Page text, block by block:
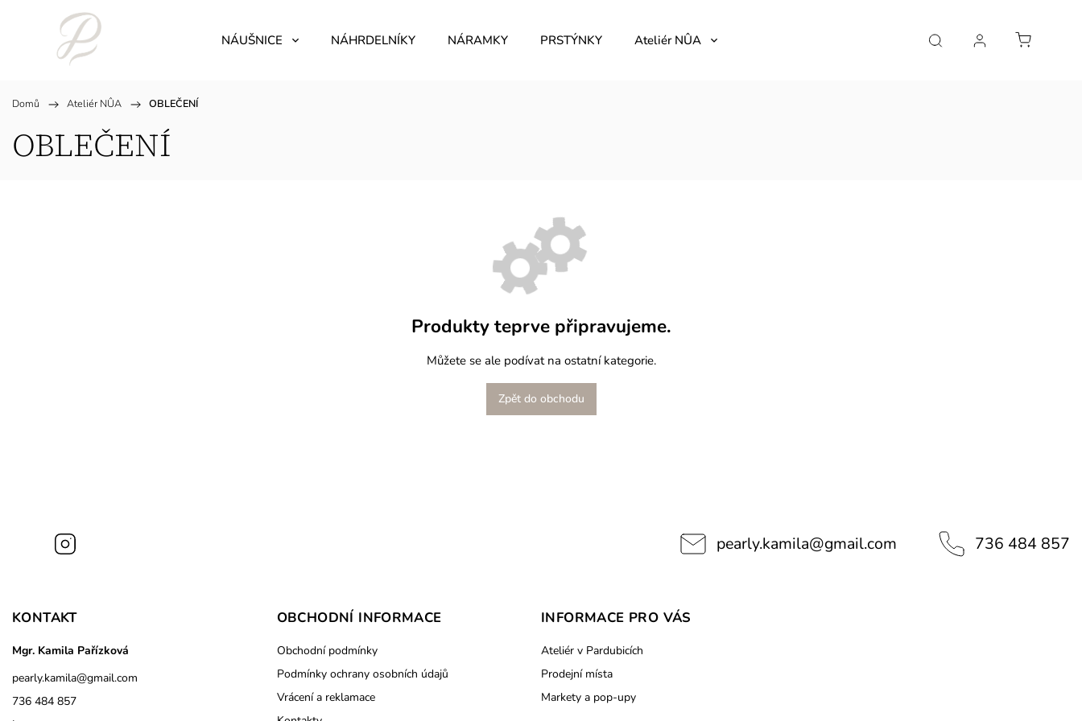
NÁUŠNICE NÁHRDELNÍKY NÁRAMKY PRSTÝNKY Ateliér NÛA
Domů / Ateliér NÛA / OBLEČENÍ
OBLEČENÍ
Produkty teprve připravujeme.
Můžete se ale podívat na ostatní kategorie.
Zpět do obchodu
pearly.kamila@gmail.com 736 484 857
KONTAKT
Mgr. Kamila Pařízková
pearly.kamila@gmail.com
736 484 857
OBCHODNÍ INFORMACE
Obchodní podmínky
Podmínky ochrany osobních údajů
Vrácení a reklamace
INFORMACE PRO VÁS
Ateliér v Pardubicích
Prodejní místa
Markety a pop-upy